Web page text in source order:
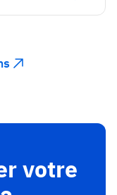
votre